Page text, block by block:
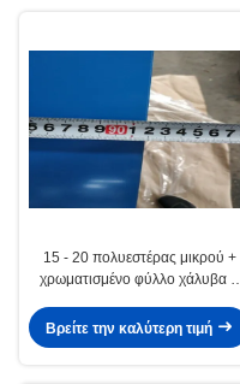
15 - 20 πολυεστέρας μικρού +
χρωματισμένο φύλλο χάλυβα 5
12754/DX51D + Ζ LFQ
Βρείτε την καλύτερη τιμή